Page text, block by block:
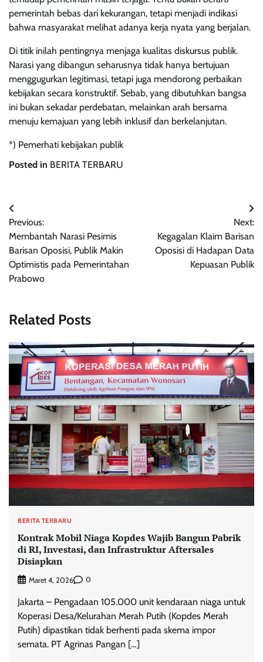
pemerintah bebas dari kekurangan, tetapi menjadi indikasi
bahwa masyarakat melihat adanya kerja nyata yang berjalan.
Di titik inilah pentingnya menjaga kualitas diskursus publik.
Narasi yang dibangun seharusnya tidak hanya bertujuan
menggugurkan legitimasi, tetapi juga mendorong perbaikan
kebijakan secara konstruktif. Sebab, yang dibutuhkan bangsa
ini bukan sekadar perdebatan, melainkan arah bersama
menuju kemajuan yang lebih inklusif dan berkelanjutan.
*) Pemerhati kebijakan publik
Posted in BERITA TERBARU
Navigasi
pos
Previous:
Membantah Narasi Pesimis
Barisan Oposisi, Publik Makin
Optimistis pada Pemerintahan
Prabowo
Next:
Kegagalan Klaim Barisan
Oposisi di Hadapan Data
Kepuasan Publik
Related Posts
BERITA TERBARU
Kontrak Mobil Niaga Kopdes Wajib Bangun Pabrik
di RI, Investasi, dan Infrastruktur Aftersales
Disiapkan
Maret 4, 2026 0
Jakarta – Pengadaan 105.000 unit kendaraan niaga untuk
Koperasi Desa/Kelurahan Merah Putih (Kopdes Merah
Putih) dipastikan tidak berhenti pada skema impor
semata. PT Agrinas Pangan […]